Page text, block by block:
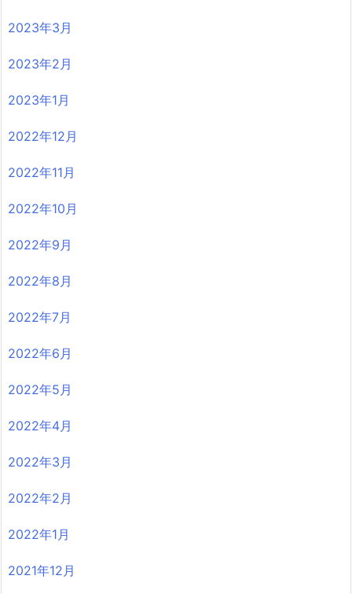
2023年3月
2023年2月
2023年1月
2022年12月
2022年11月
2022年10月
2022年9月
2022年8月
2022年7月
2022年6月
2022年5月
2022年4月
2022年3月
2022年2月
2022年1月
2021年12月